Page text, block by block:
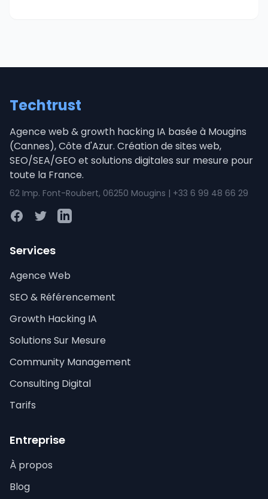
Techtrust
Agence web & growth hacking IA basée à Mougins
(Cannes), Côte d'Azur. Création de sites web,
SEO/SEA/GEO et solutions digitales sur mesure pour
toute la France.
62 Imp. Font-Roubert, 06250 Mougins | +33 6 99 48 66 29
FacebookTwitterLinkedIn
Services
Agence Web
SEO & Référencement
Growth Hacking IA
Solutions Sur Mesure
Community Management
Consulting Digital
Tarifs
Entreprise
À propos
Blog